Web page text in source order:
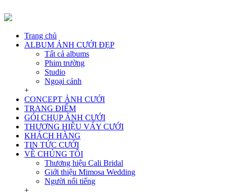
Trang chủ
ALBUM ẢNH CƯỚI ĐẸP
Tất cả albums
Phim trường
Studio
Ngoại cảnh
+
CONCEPT ẢNH CƯỚI
TRANG ĐIỂM
GÓI CHỤP ẢNH CƯỚI
THƯƠNG HIỆU VÁY CƯỚI
KHÁCH HÀNG
TIN TỨC CƯỚI
VỀ CHÚNG TÔI
Thương hiệu Cali Bridal
Giới thiệu Mimosa Wedding
Người nổi tiếng
+